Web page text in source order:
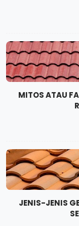
MITOS ATAU
JENIS-JENIS